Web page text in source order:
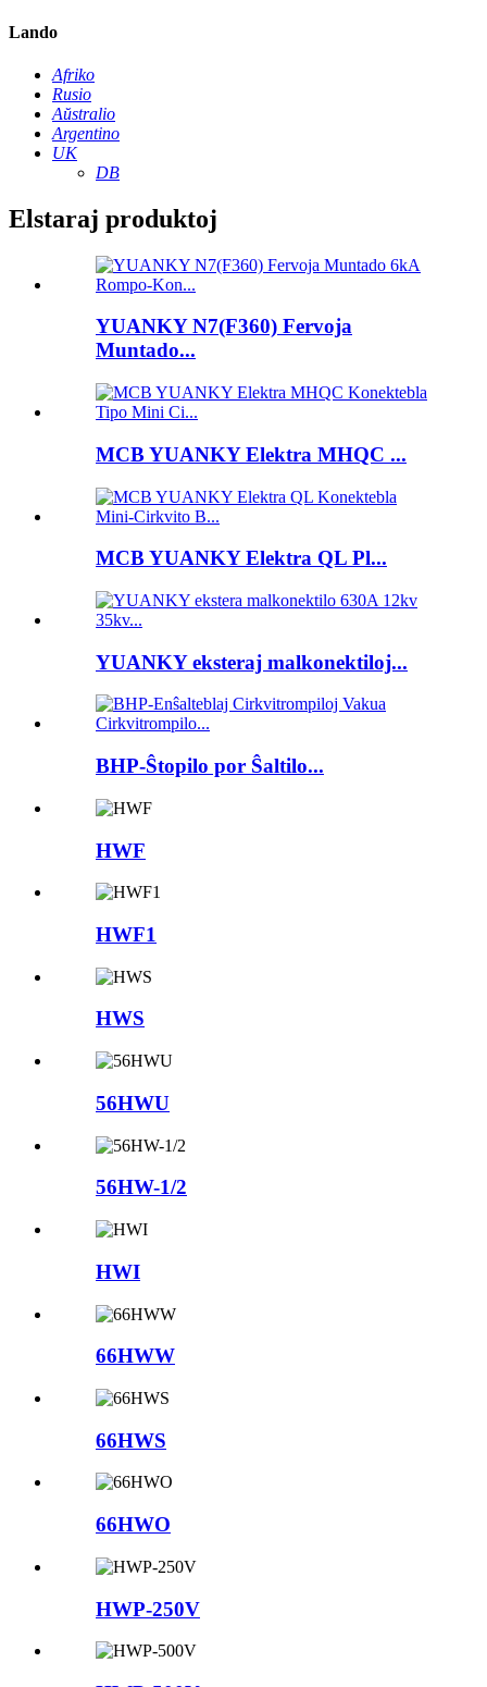
Lando
Afriko
Rusio
Aŭstralio
Argentino
UK
DB
Elstaraj produktoj
YUANKY N7(F360) Fervoja
Muntado...
MCB YUANKY Elektra MHQC ...
MCB YUANKY Elektra QL Pl...
YUANKY eksteraj malkonektiloj...
BHP-Ŝtopilo por Ŝaltilo...
HWF
HWF1
HWS
56HWU
56HW-1/2
HWI
66HWW
66HWS
66HWO
HWP-250V